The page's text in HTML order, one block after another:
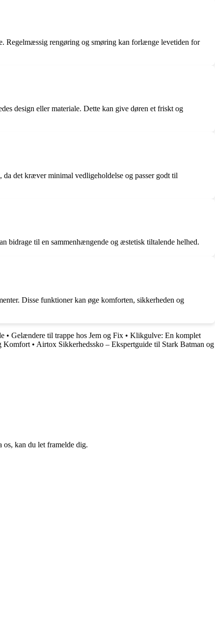
Regelmæssig rengøring og smøring kan forlænge levetiden for
design eller materiale. Dette kan give døren et friskt og
det kræver minimal vedligeholdelse og passer godt til
bidrage til en sammenhængende og æstetisk tiltalende helhed.
Disse funktioner kan øge komforten, sikkerheden og
• Gelændere til trappe hos Jem og Fix • Klikgulve: En komplet
Komfort • Airtox Sikkerhedssko – Ekspertguide til Stark Batman og
kan du let framelde dig.